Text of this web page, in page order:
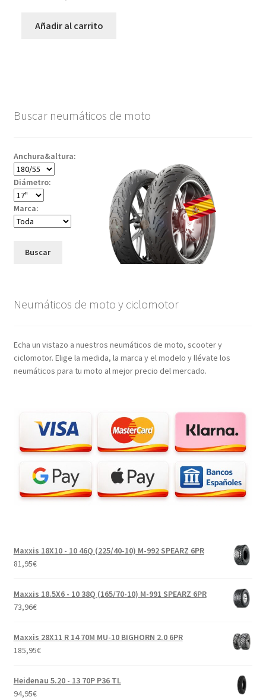
Añadir al carrito
Buscar neumáticos de moto
Anchura&altura:
Diámetro:
Marca:
Buscar
Neumáticos de moto y ciclomotor
Echa un vistazo a nuestros neumáticos de moto, scooter y
ciclomotor. Elige la medida, la marca y el modelo y llévate los
neumáticos para tu moto al mejor precio del mercado.
Maxxis 18X10 - 10 46Q (225/40-10) M-992 SPEARZ 6PR
81,95€
Maxxis 18.5X6 - 10 38Q (165/70-10) M-991 SPEARZ 6PR
73,96€
Maxxis 28X11 R 14 70M MU-10 BIGHORN 2.0 6PR
185,95€
Heidenau 5.20 - 13 70P P36 TL
94,95€